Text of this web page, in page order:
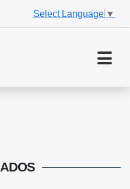
Select Language ▼